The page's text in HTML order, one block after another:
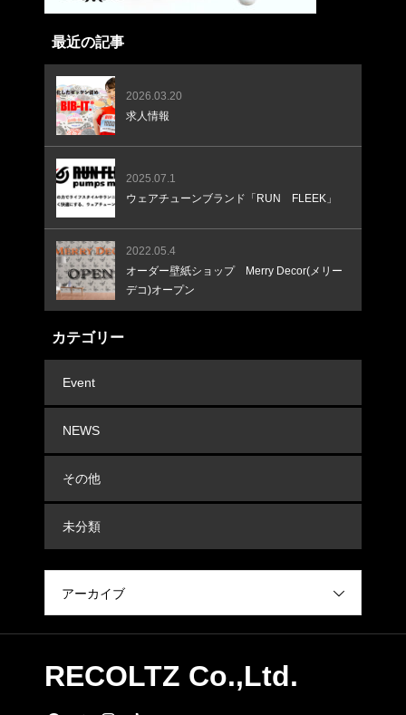
最近の記事
2026.03.20
求人情報
2025.07.1
ウェアチューンブランド「RUN FLEEK」
2022.05.4
オーダー壁紙ショップ Merry Decor(メリー
デコ)オープン
カテゴリー
Event
NEWS
その他
未分類
アーカイブ
RECOLTZ Co.,Ltd.